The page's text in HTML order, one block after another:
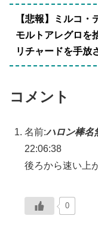
【悲報】ミルコ・
モルトアレグロを
リチャードを手放
コメント
名前:ハロン棒名
22:06:38
後ろから速い上
0